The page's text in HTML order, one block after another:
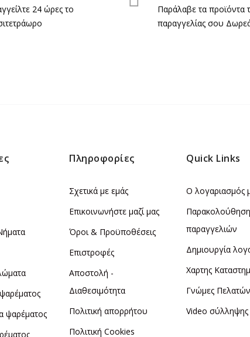
24 ώρες το
Παράλαβε τα προϊόντα
παραγγελίας σου
ψαρέματος
Πληροφορίες
Σχετικά με εμάς
Επικοινωνήστε μαζί μας
Όροι & Προϋποθέσεις
Επιστροφές
Αποστολή -
Διαθεσιμότητα
Πολιτική απορρήτου
Πολιτική Cookies
Quick Links
Ο λογαριασμός
Παρακολούθηση
παραγγελιών
Δημιουργία
Χαρτης
Γνώμες Πελατών
Video